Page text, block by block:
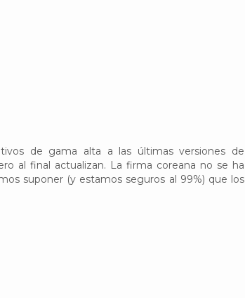
de gama alta a las últimas versiones de
al final actualizan. La firma coreana no se ha
suponer (y estamos seguros al 99%) que los